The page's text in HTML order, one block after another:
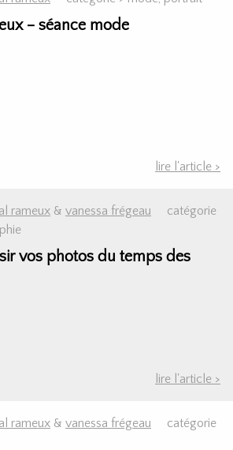
– séance mode
lire l'article >
rameux & vanessa frégeau
catégorie
vos photos du temps des
lire l'article >
rameux & vanessa frégeau
catégorie